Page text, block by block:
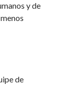
y de
menos
de